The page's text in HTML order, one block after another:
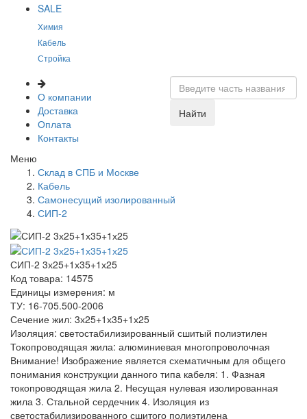
SALE
Химия
Кабель
Стройка
О компании
Доставка
Оплата
Контакты
Найти
Меню
Склад в СПБ и Москве
Кабель
Самонесущий изолированный
СИП-2
СИП-2 3х25+1х35+1х25
Код товара: 14575
Единицы измерения: м
ТУ: 16-705.500-2006
Сечение жил: 3х25+1х35+1х25
Изоляция: светостабилизированный сшитый полиэтилен
Токопроводящая жила: алюминиевая многопроволочная
Внимание! Изображение является схематичным для общего
понимания конструкции данного типа кабеля: 1. Фазная
токопроводящая жила 2. Несущая нулевая изолированная
жила 3. Стальной сердечник 4. Изоляция из
светостабилизированного сшитого полиэтилена